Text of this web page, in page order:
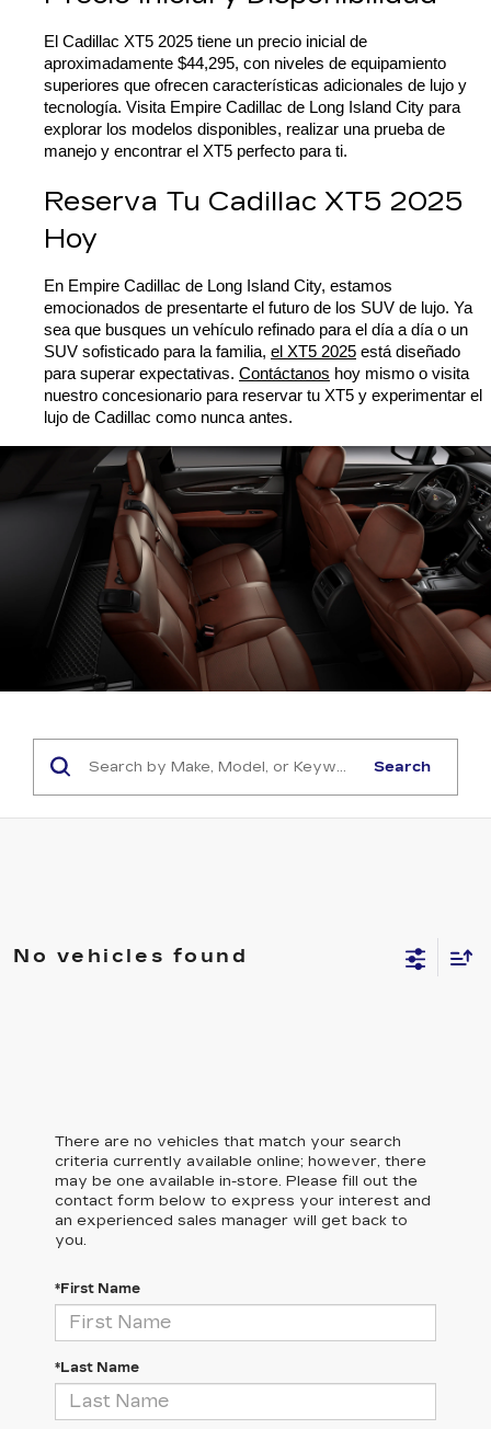
El Cadillac XT5 2025 tiene un precio inicial de
aproximadamente $44,295, con niveles de equipamiento
superiores que ofrecen características adicionales de lujo y
tecnología. Visita Empire Cadillac de Long Island City para
explorar los modelos disponibles, realizar una prueba de
manejo y encontrar el XT5 perfecto para ti.
Reserva Tu Cadillac XT5 2025
Hoy
En Empire Cadillac de Long Island City, estamos
emocionados de presentarte el futuro de los SUV de lujo. Ya
sea que busques un vehículo refinado para el día a día o un
SUV sofisticado para la familia, el XT5 2025 está diseñado
para superar expectativas. Contáctanos hoy mismo o visita
nuestro concesionario para reservar tu XT5 y experimentar el
lujo de Cadillac como nunca antes.
Search
No vehicles found
There are no vehicles that match your search
criteria currently available online; however, there
may be one available in-store. Please fill out the
contact form below to express your interest and
an experienced sales manager will get back to
you.
*First Name
*Last Name